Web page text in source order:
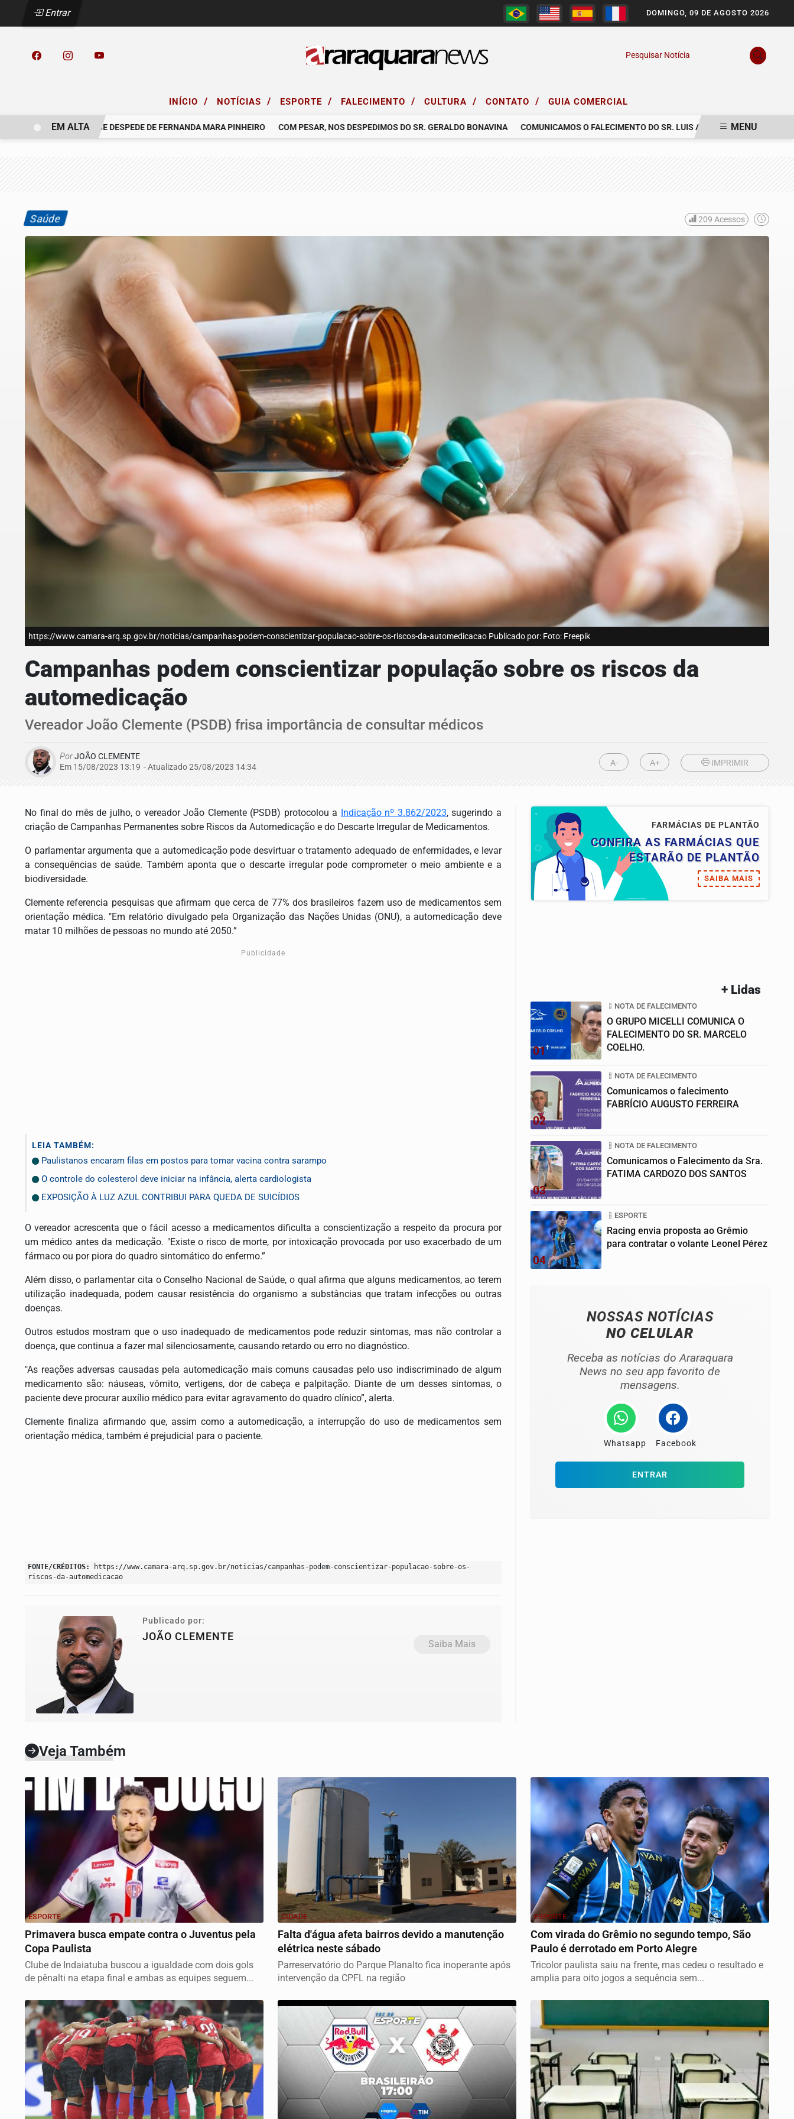
Entrar DOMINGO, 09 DE AGOSTO 2026
Pesquisar Notícia
INÍCIO / NOTÍCIAS / ESPORTE / FALECIMENTO / CULTURA / CONTATO / GUIA COMERCIAL
O GRUPO SINSEF SE DESPEDE DE FERNANDA MARA PINHEIRO COM PESAR, NOS DESPEDIMOS DO SR. GERALDO BONAVINA COMUNICAMOS O FALECIMENTO DO SR. LUIS ARNALDO FIRMIANO TEIXEIRA
EM ALTA MENU
Saúde 209 Acessos
https://www.camara-arq.sp.gov.br/noticias/campanhas-podem-conscientizar-populacao-sobre-os-riscos-da-automedicacao Publicado por: Foto: Freepik
Campanhas podem conscientizar população sobre os riscos da
automedicação
Vereador João Clemente (PSDB) frisa importância de consultar médicos
PorJOÃO CLEMENTE
Em 15/08/2023 13:19 - Atualizado25/08/2023 14:34 A- A+ IMPRIMIR
No final do mês de julho, o vereador João Clemente (PSDB) protocolou a Indicação nº 3.862/2023, sugerindo a
criação de Campanhas Permanentes sobre Riscos da Automedicação e do Descarte Irregular de Medicamentos.
O parlamentar argumenta que a automedicação pode desvirtuar o tratamento adequado de enfermidades, e levar
a consequências de saúde. Também aponta que o descarte irregular pode comprometer o meio ambiente e a
biodiversidade.
Clemente referencia pesquisas que afirmam que cerca de 77% dos brasileiros fazem uso de medicamentos sem
orientação médica. "Em relatório divulgado pela Organização das Nações Unidas (ONU), a automedicação deve
matar 10 milhões de pessoas no mundo até 2050.”
Publicidade
LEIA TAMBÉM:
Paulistanos encaram filas em postos para tomar vacina contra sarampo
O controle do colesterol deve iniciar na infância, alerta cardiologista
EXPOSIÇÃO À LUZ AZUL CONTRIBUI PARA QUEDA DE SUICÍDIOS
O vereador acrescenta que o fácil acesso a medicamentos dificulta a conscientização a respeito da procura por
um médico antes da medicação. "Existe o risco de morte, por intoxicação provocada por uso exacerbado de um
fármaco ou por piora do quadro sintomático do enfermo.”
Além disso, o parlamentar cita o Conselho Nacional de Saúde, o qual afirma que alguns medicamentos, ao terem
utilização inadequada, podem causar resistência do organismo a substâncias que tratam infecções ou outras
doenças.
Outros estudos mostram que o uso inadequado de medicamentos pode reduzir sintomas, mas não controlar a
doença, que continua a fazer mal silenciosamente, causando retardo ou erro no diagnóstico.
"As reações adversas causadas pela automedicação mais comuns causadas pelo uso indiscriminado de algum
medicamento são: náuseas, vômito, vertigens, dor de cabeça e palpitação. Diante de um desses sintomas, o
paciente deve procurar auxílio médico para evitar agravamento do quadro clínico”, alerta.
Clemente finaliza afirmando que, assim como a automedicação, a interrupção do uso de medicamentos sem
orientação médica, também é prejudicial para o paciente.
FONTE/CRÉDITOS:
https://www.camara-arq.sp.gov.br/noticias/campanhas-podem-conscientizar-populacao-sobre-os-
riscos-da-automedicacao
Publicado por:
JOÃO CLEMENTE
Saiba Mais
FARMÁCIAS DE PLANTÃO
CONFIRA AS FARMÁCIAS QUE
ESTARÃO DE PLANTÃO
SAIBA MAIS
+ Lidas
01
NOTA DE FALECIMENTO
O GRUPO MICELLI COMUNICA O
FALECIMENTO DO SR. MARCELO
COELHO.
02
NOTA DE FALECIMENTO
Comunicamos o falecimento
FABRÍCIO AUGUSTO FERREIRA
03
NOTA DE FALECIMENTO
Comunicamos o Falecimento da Sra.
FATIMA CARDOZO DOS SANTOS
04
ESPORTE
Racing envia proposta ao Grêmio
para contratar o volante Leonel Pérez
NOSSAS NOTÍCIAS
NO CELULAR
Receba as notícias do Araraquara
News no seu app favorito de
mensagens.
Whatsapp Facebook
ENTRAR
Veja Também
ESPORTE
Primavera busca empate contra o Juventus pela
Copa Paulista
Clube de Indaiatuba buscou a igualdade com dois gols
de pênalti na etapa final e ambas as equipes seguem...
CIDADE
Falta d'água afeta bairros devido a manutenção
elétrica neste sábado
Parreservatório do Parque Planalto fica inoperante após
intervenção da CPFL na região
ESPORTE
Com virada do Grêmio no segundo tempo, São
Paulo é derrotado em Porto Alegre
Tricolor paulista saiu na frente, mas cedeu o resultado e
amplia para oito jogos a sequência sem...